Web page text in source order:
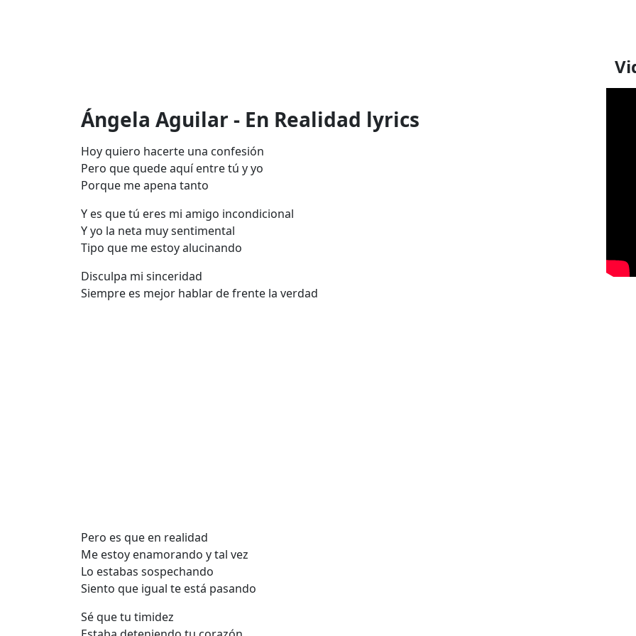
Ángela Aguilar - En Realidad lyrics
Hoy quiero hacerte una confesión
Pero que quede aquí entre tú y yo
Porque me apena tanto
Y es que tú eres mi amigo incondicional
Y yo la neta muy sentimental
Tipo que me estoy alucinando
Disculpa mi sinceridad
Siempre es mejor hablar de frente la verdad
Pero es que en realidad
Me estoy enamorando y tal vez
Lo estabas sospechando
Siento que igual te está pasando
Sé que tu timidez